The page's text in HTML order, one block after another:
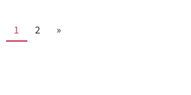
1 2 »